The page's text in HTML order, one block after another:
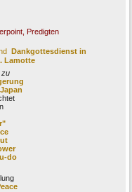
Predigten
Dankgottesdienst in
Lamotte
do